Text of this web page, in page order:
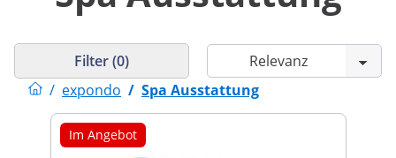
/ expondo / Spa Ausstattung
Filter (0)
Im Angebot